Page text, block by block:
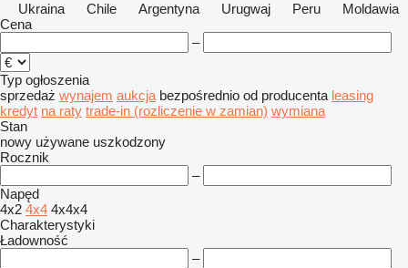
Ukraina
Chile Argentyna Urugwaj Peru
Moldawia
Cena
–
Typ ogłoszenia
sprzedaż wynajem aukcja bezpośrednio od producenta leasing
kredyt na raty trade-in (rozliczenie w zamian) wymiana
Stan
nowy używane uszkodzony
Rocznik
–
Napęd
4x2 4x4 4x4x4
Charakterystyki
Ładowność
–